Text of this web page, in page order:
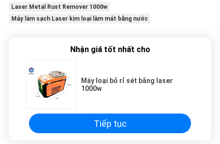
Laser Metal Rust Remover 1000w
Máy làm sạch Laser kim loại làm mát bằng nước
Nhận giá tốt nhất cho
Máy loại bỏ rỉ sét bằng laser
1000w
Tiếp tục